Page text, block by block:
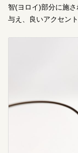
智(ヨロイ)部分に施
与え、良いアクセン